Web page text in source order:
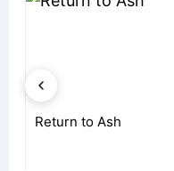
Return to Ash